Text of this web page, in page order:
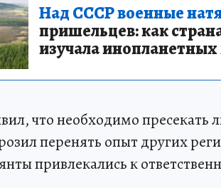
Над СССР военные
пришельцев: как
изучала инопланетных
что необходимо
перенять опыт других
привлекались к